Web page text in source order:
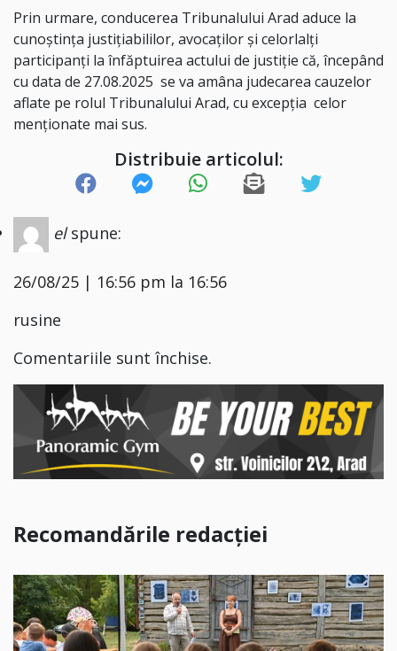
Prin urmare, conducerea Tribunalului Arad aduce la
cunoştinţa justiţiabililor, avocaţilor şi celorlalţi
participanţi la înfăptuirea actului de justiţie că, începând
cu data de 27.08.2025 se va amâna judecarea cauzelor
aflate pe rolul Tribunalului Arad, cu excepția celor
menţionate mai sus.
Distribuie articolul:
el spune:
26/08/25 | 16:56 pm la 16:56
rusine
Comentariile sunt închise.
Recomandările redacției